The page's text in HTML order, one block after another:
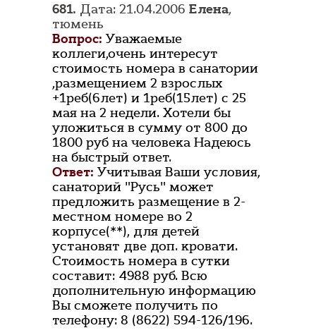
681. Дата: 21.04.2006 Елена,
тюмень
Вопрос: Уважаемые
коллеги,очень интересут
стоимость номера в санатории
,размещением 2 взрослых
+1реб(6лет) и 1реб(15лет) с 25
мая на 2 недели. Хотели бы
уложиться в сумму от 800 до
1800 руб на человека Надеюсь
на быстрый ответ.
Ответ: Учитывая Ваши условия,
санаторий "Русь" может
предложить размещение в 2-
местном номере во 2
корпусе(**), для детей
установят две доп. кровати.
Стоимость номера в сутки
составит: 4988 руб. Всю
дополнительную информацию
Вы сможете получить по
телефону: 8 (8622) 594-126/196.